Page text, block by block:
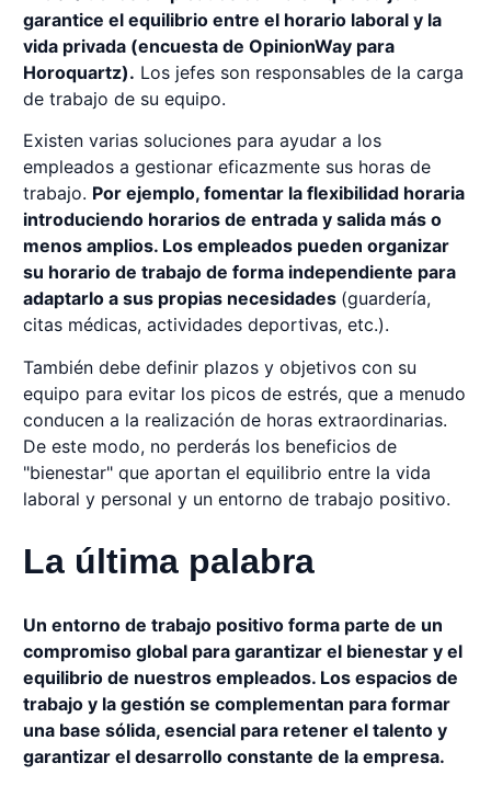
garantice el equilibrio entre el horario laboral y la
vida privada (encuesta de OpinionWay para
Horoquartz). Los jefes son responsables de la carga
de trabajo de su equipo.
Existen varias soluciones para ayudar a los
empleados a gestionar eficazmente sus horas de
trabajo. Por ejemplo, fomentar la flexibilidad horaria
introduciendo horarios de entrada y salida más o
menos amplios. Los empleados pueden organizar
su horario de trabajo de forma independiente para
adaptarlo a sus propias necesidades (guardería,
citas médicas, actividades deportivas, etc.).
También debe definir plazos y objetivos con su
equipo para evitar los picos de estrés, que a menudo
conducen a la realización de horas extraordinarias.
De este modo, no perderás los beneficios de
"bienestar" que aportan el equilibrio entre la vida
laboral y personal y un entorno de trabajo positivo.
La última palabra
Un entorno de trabajo positivo forma parte de un
compromiso global para garantizar el bienestar y el
equilibrio de nuestros empleados. Los espacios de
trabajo y la gestión se complementan para formar
una base sólida, esencial para retener el talento y
garantizar el desarrollo constante de la empresa.